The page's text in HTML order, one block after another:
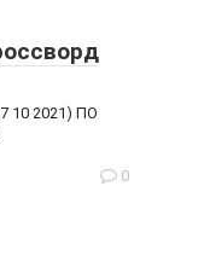
10 2021) ПО
0